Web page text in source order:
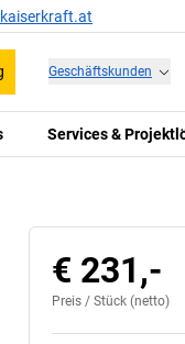
Geschäftskunden
Services &
€ 231,-
Preis / Stück (netto)